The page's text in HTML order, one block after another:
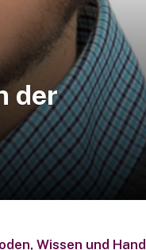
der
Wissen und